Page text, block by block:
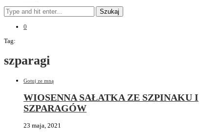
Szukaj
0
Tag:
szparagi
Gotuj ze mną
WIOSENNA SAŁATKA ZE SZPINAKU I
SZPARAGÓW
23 maja, 2021